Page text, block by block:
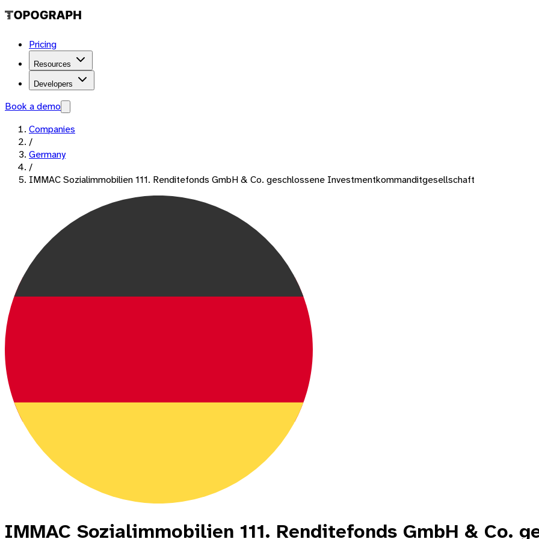
Pricing
Resources
Developers
Book a demo
Companies
/
Germany
/
IMMAC Sozialimmobilien 111. Renditefonds GmbH & Co. geschlossene Investmentkommanditgesellschaft
IMMAC Sozialimmobilien 111. Renditefonds GmbH & Co.